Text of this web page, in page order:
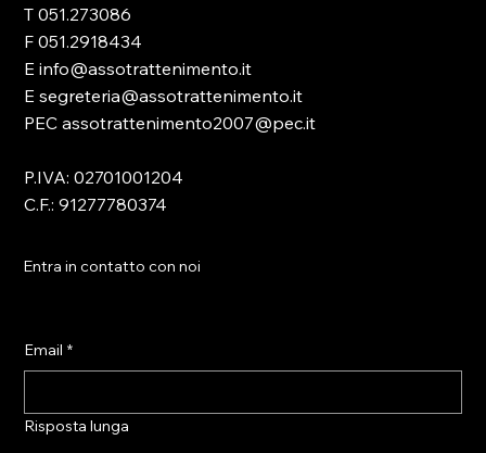
T 051.273086
F 051.2918434
E info@assotrattenimento.it
E segreteria@assotrattenimento.it
PEC assotrattenimento2007@pec.it
P.IVA: 02701001204
C.F.: 91277780374
Entra in contatto con noi
Email *
Risposta lunga